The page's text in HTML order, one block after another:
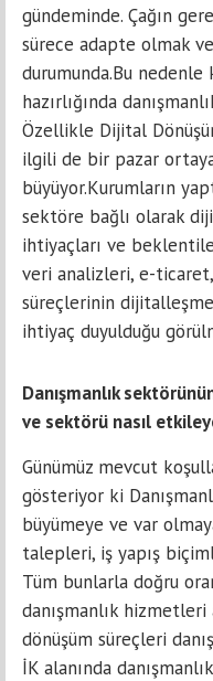
gündeminde. Çağın
sürece adapte olmak
durumunda.Bu
hazırlığında
Özellikle Dijital
ilgili de bir pazar
büyüyor.Kurumların
sektöre bağlı olarak
ihtiyaçları ve
veri analizleri, e-
süreçlerinin
ihtiyaç duyulduğu
Danışmanlık
ve sektörü nasıl
Günümüz mevcut
gösteriyor ki
büyümeye ve var
talepleri, iş yapış
Tüm bunlarla doğru
danışmanlık
dönüşüm süreçleri
İK alanında